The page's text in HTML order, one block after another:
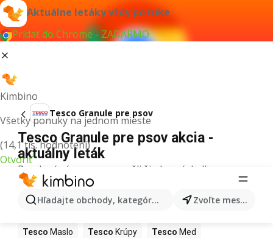
Aktuálne letáky vždy po ruke
Pridať do Chrome - ZADARMO
Kimbino
Všetky ponuky na jednom mieste
(14,1 tis. hodnotení)
Otvoriť
Hľadajte obchody, kategórie, produkty... Zvoľte mesto
Tesco Granule pre psov
Tesco Granule pre psov akcia -
aktuálny leták
Pre daný výraz sme nenašli žiadne výsledky.
Ďalšie produkty v obchodoch Tesco
Tesco Pizza Tesco Kiwi Mango
Tesco Maslo Tesco Krúpy Tesco Med